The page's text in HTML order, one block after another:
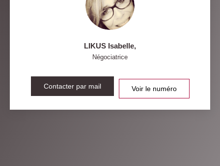
LIKUS Isabelle,
Négociatrice
Contacter par mail Voir le numéro